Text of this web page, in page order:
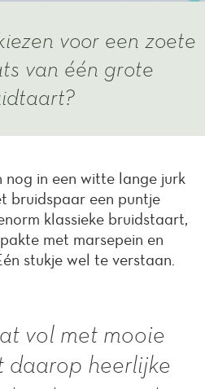
voor een zoete
van één grote
nog in een witte lange jurk
bruidspaar een puntje
klassieke bruidstaart,
met marsepein en
stukje wel te verstaan.
vol met mooie
daarop heerlijke